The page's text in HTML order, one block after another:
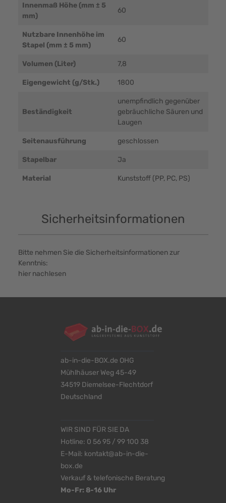
Innenmaß Höhe (mm ± 5
mm)
60
Nutzbare Innenhöhe im
Stapel (mm ± 5 mm)
60
Volumen (Liter) 7,8
Eigengewicht (g/Stk.) 1800
Beständigkeit
unempfindlich gegenüber
gebräuchliche Säuren und
Laugen
Seitenausführung geschlossen
Stapelbar Ja
Material Kunststoff (PP, PC, PS)
Sicherheitsinformationen
Bitte nehmen Sie die Sicherheitsinformationen zur
Kenntnis:
hier nachlesen
ab-in-die-BOX.de OHG
Mühlhäuser Weg 45-49
34519 Diemelsee-Flechtdorf
Deutschland
WIR SIND FÜR SIE DA
Hotline: 0 56 95 / 99 100 38
E-Mail: kontakt@ab-in-die-
box.de
Verkauf & telefonische Beratung
Mo-Fr: 8-16 Uhr